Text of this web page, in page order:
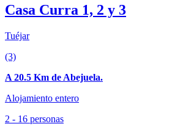
Casa Curra 1, 2 y 3
Tuéjar
(3)
A 20.5 Km de Abejuela.
Alojamiento entero
2 - 16 personas